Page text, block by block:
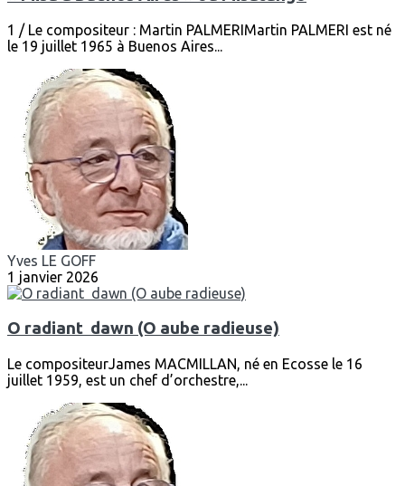
1 / Le compositeur : Martin PALMERIMartin PALMERI est né
le 19 juillet 1965 à Buenos Aires...
Yves LE GOFF
1 janvier 2026
O radiant dawn (O aube radieuse)
Le compositeurJames MACMILLAN, né en Ecosse le 16
juillet 1959, est un chef d’orchestre,...